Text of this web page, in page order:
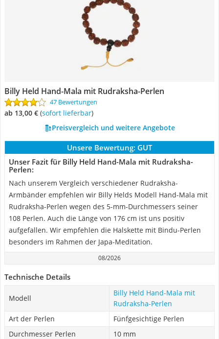
Billy Held Hand-Mala mit Rudraksha-Perlen
47 Bewertungen
ab 13,00 € ( Sofort lieferbar)
Preisvergleich und weitere Angebote
Unsere Bewertung: GUT
Unser Fazit für Billy Held Hand-Mala mit Rudraksha-
Perlen:
Nach unserem Vergleich verschiedener Rudraksha-
Armbänder empfehlen wir Billy Helds Modell Hand-Mala mit
Rudraksha-Perlen wegen des 5-mm-Durchmessers seiner
108 Perlen. Auch die Länge von 176 cm ist uns positiv
aufgefallen. Wir empfehlen die Halskette mit Bindu-Perlen
besonders im Rahmen der Japa-Meditation.
08/2026
Technische Details
Modell
Billy Held Hand-Mala mit
Rudraksha-Perlen
Art der Perlen
Fünfgesichtige Perlen
Durchmesser Perlen
10 mm